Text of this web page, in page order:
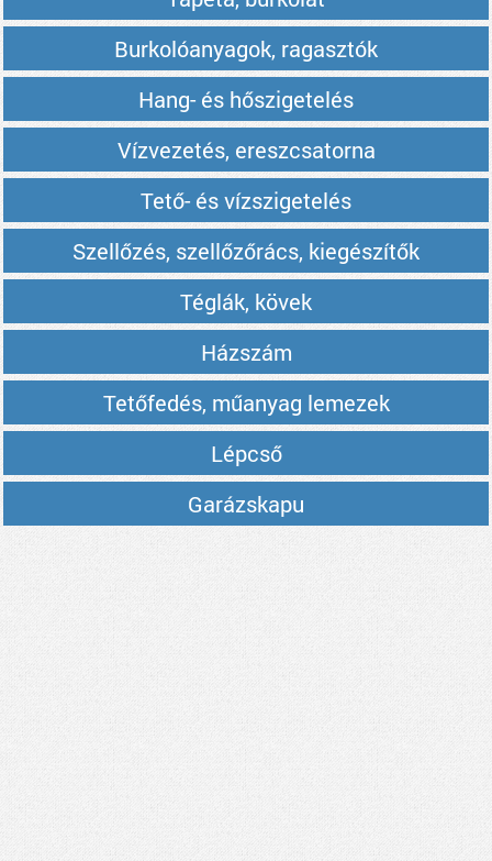
Burkolóanyagok, ragasztók
Hang- és hőszigetelés
Vízvezetés, ereszcsatorna
Tető- és vízszigetelés
Szellőzés, szellőzőrács, kiegészítők
Téglák, kövek
Házszám
Tetőfedés, műanyag lemezek
Lépcső
Garázskapu